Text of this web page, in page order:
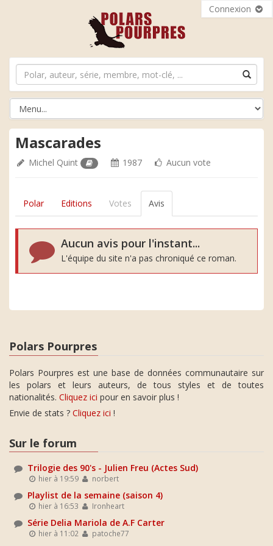
Connexion
Mascarades
Michel Quint 1987 Aucun vote
Polar Editions Votes Avis
Aucun avis pour l'instant...
L'équipe du site n'a pas chroniqué ce roman.
Polars Pourpres
Polars Pourpres est une base de données communautaire sur
les polars et leurs auteurs, de tous styles et de toutes
nationalités. Cliquez ici pour en savoir plus !
Envie de stats ? Cliquez ici !
Sur le forum
Trilogie des 90's - Julien Freu (Actes Sud)
hier à 19:59 norbert
Playlist de la semaine (saison 4)
hier à 16:53 Ironheart
Série Delia Mariola de A.F Carter
hier à 11:02 patoche77